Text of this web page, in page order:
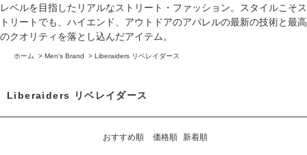
レベルを目指したリアルなストリート・ファッション。スタイルこそス
トリートでも、ハイエンド、アウトドアのアパレルの最新の技術と最高
のクオリティを落とし込んだアイテム。
ホーム > Men's Brand > Liberaiders リベレイダース
Liberaiders リベレイダース
おすすめ順 価格順 新着順